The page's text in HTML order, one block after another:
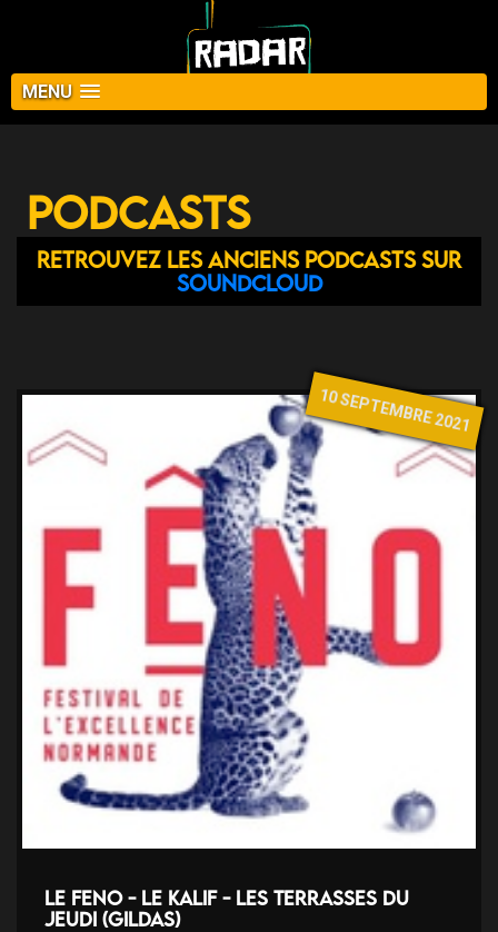
MENU
Podcasts
Retrouvez les anciens podcasts sur
Soundcloud
10 SEPTEMBRE 2021
Le FENO - Le Kalif - Les terrasses du
jeudi (Gildas)